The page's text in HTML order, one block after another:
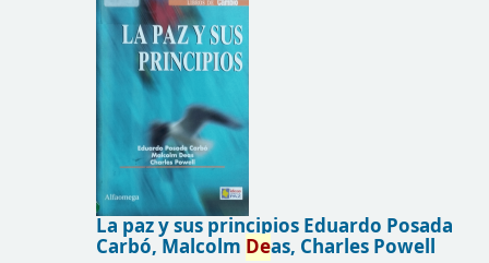
La paz y sus principios Eduardo Posada
Carbó, Malcolm Deas, Charles Powell